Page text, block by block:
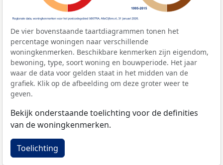
De vier bovenstaande taartdiagrammen tonen het
percentage woningen naar verschillende
woningkenmerken. Beschikbare kenmerken zijn eigendom,
bewoning, type, soort woning en bouwperiode. Het jaar
waar de data voor gelden staat in het midden van de
grafiek. Klik op de afbeelding om deze groter weer te
geven.
Bekijk onderstaande toelichting voor de definities
van de woningkenmerken.
Toelichting